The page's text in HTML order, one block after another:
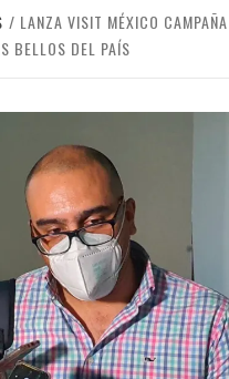
LANZA VISIT MÉXICO
BELLOS DEL PAÍS